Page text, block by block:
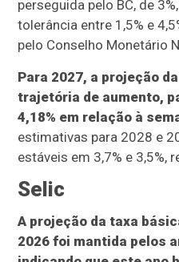
perseguida pelo BC, de
tolerância entre 1,5% e
pelo Conselho Monetário
Para 2027, a projeção
trajetória de aumento,
4,18% em relação à
estimativas para 2028 e
estáveis em 3,7% e 3,5%,
Selic
A projeção da taxa
2026 foi mantida pelos